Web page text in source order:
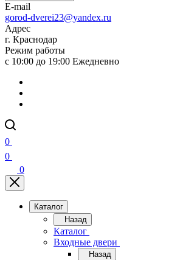
E-mail
gorod-dverei23@yandex.ru
Адрес
г. Краснодар
Режим работы
с 10:00 до 19:00 Ежедневно
0
0
0
Каталог
Назад
Каталог
Входные двери
Назад